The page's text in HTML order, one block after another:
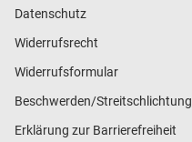
Datenschutz
Widerrufsrecht
Widerrufsformular
Beschwerden/Streitschlichtung
Erklärung zur Barrierefreiheit